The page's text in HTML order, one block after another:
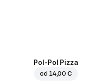
Pol-Pol Pizza
od 14,00 €